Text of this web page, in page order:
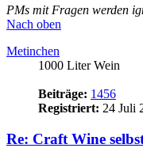
Buch streng
Nun, da du kein
Homepage oder
sein mich mit dem